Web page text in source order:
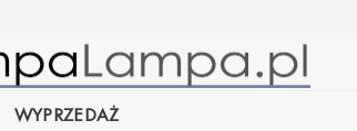
WYPRZEDAŻ